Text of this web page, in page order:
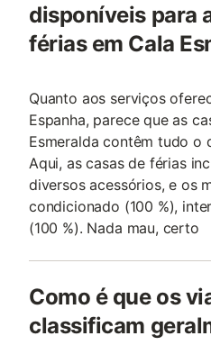
disponíveis para
férias em Cala
Quanto aos serviços
Espanha, parece que as
Esmeralda contêm tudo o
Aqui, as casas de férias
diversos acessórios, e os
condicionado (100 %),
(100 %). Nada mau, certo
Como é que os
classificam